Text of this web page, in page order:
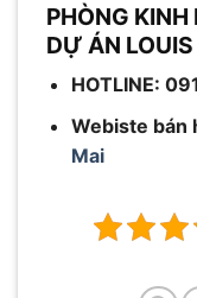
PHÒNG KINH
DỰ ÁN
HOTLINE:
Webiste bán
Mai